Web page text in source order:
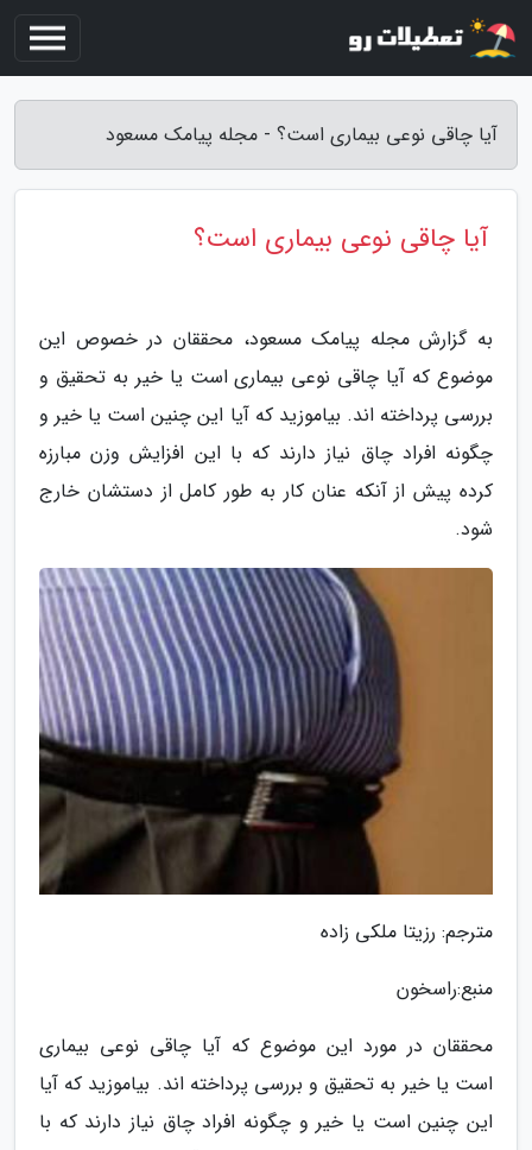
آیا چاقی نوعی بیماری است؟ - مجله پیامک مسعود
آیا چاقی نوعی بیماری است؟
به گزارش مجله پیامک مسعود، محققان در خصوص این
موضوع که آیا چاقی نوعی بیماری است یا خیر به تحقیق و
بررسی پرداخته اند. بیاموزید که آیا این چنین است یا خیر و
چگونه افراد چاق نیاز دارند که با این افزایش وزن مبارزه
کرده پیش از آنکه عنان کار به طور کامل از دستشان خارج
شود.
مترجم: رزیتا ملکی زاده
منبع:راسخون
محققان در مورد این موضوع که آیا چاقی نوعی بیماری
است یا خیر به تحقیق و بررسی پرداخته اند. بیاموزید که آیا
این چنین است یا خیر و چگونه افراد چاق نیاز دارند که با